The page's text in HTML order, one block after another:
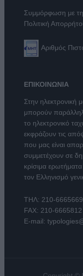
Συμμόρφωση με
Πολιτική
Αριθμός
ΕΠΙΚΟΙΝΩΝΙΑ
Στην ηλεκτρονική
μπορούν
το ηλεκτρονικό
εκφράζουν τις
που μας είναι
συμμετέχουν σε
κρίσιμα
τον Ελληνισμό
ΤΗΛ: 210-6665669
FAX: 210-6665812
E-mail: